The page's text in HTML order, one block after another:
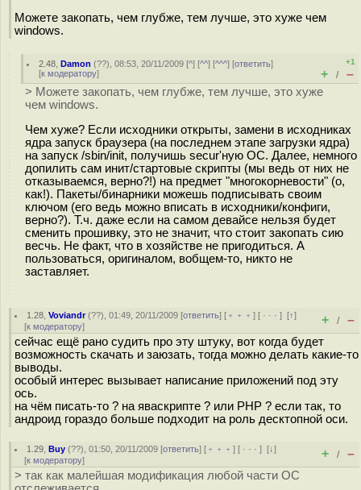
Можете закопать, чем глубже, тем лучше, это хуже чем
windows.
2.48 ,Damon (??), 08:53, 20/11/2009 [^] [^^] [^^^] [ответить]
[к модератору]
+1
+ / –
> Можете закопать, чем глубже, тем лучше, это хуже
чем windows.
Чем хуже? Если исходники открыты, замени в исходниках
ядра запуск браузера (на последнем этапе загрузки ядра)
на запуск /sbin/init, получишь secur'ную ОС. Далее, немного
допилить сам инит/стартовые скрипты (мы ведь от них не
отказываемся, верно?!) на предмет "многокорневости" (о,
как!). Пакеты/бинарники можешь подписывать своим
ключом (его ведь можно вписать в исходники/конфиги,
верно?). Т.ч. даже если на самом девайсе нельзя будет
сменить прошивку, это не значит, что стоит закопать сию
весчь. Не факт, что в хозяйстве не пригодиться. А
пользоваться, оригиналом, вобщем-то, никто не
заставляет.
1.28 ,Voviandr(??), 01:49, 20/11/2009 [ответить] [ ﹢﹢﹢] [ · · ·][↑]
[к модератору] + / –
сейчас ещё рано судить про эту штуку, вот когда будет
возможность скачать и заюзать, тогда можно делать какие-то
выводы.
особый интерес вызывает написание приложений под эту
ось.
на чём писать-то ? на яваскрипте ? или PHP ? если так, то
андроид гораздо больше подходит на роль десктопной оси.
1.29 ,Buy (??), 01:50, 20/11/2009 [ответить] [ ﹢﹢﹢] [ · · ·][↓]
[к модератору] + / –
> так как малейшая модификация любой части ОС